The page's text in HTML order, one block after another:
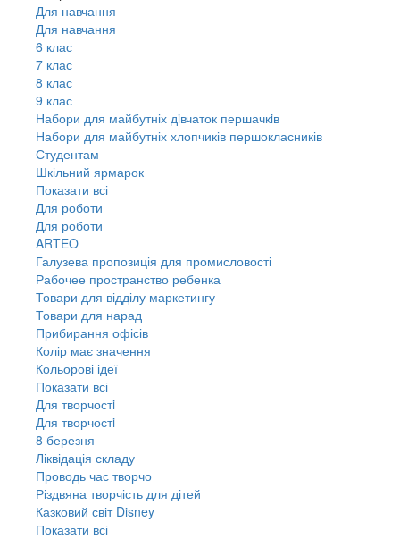
Для навчання
Для навчання
6 клас
7 клас
8 клас
9 клас
Набори для майбутніх дiвчаток першачкiв
Набори для майбутніх хлопчиків першокласників
Студентам
Шкільний ярмарок
Показати всі
Для роботи
Для роботи
ARTEO
Галузева пропозиція для промисловості
Рабочее пространство ребенка
Товари для відділу маркетингу
Товари для нарад
Прибирання офісів
Колір має значення
Кольорові ідеї
Показати всі
Для творчостi
Для творчостi
8 березня
Ліквідація складу
Проводь час творчо
Різдвяна творчість для дітей
Казковий світ Disney
Показати всі